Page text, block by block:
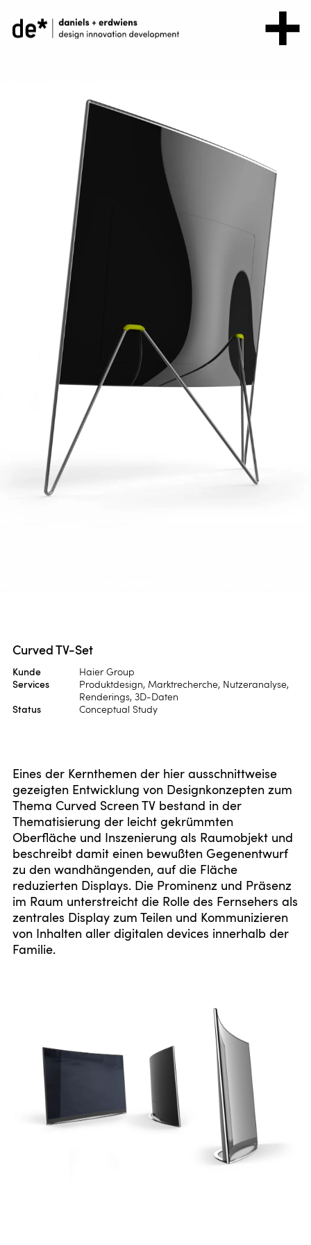
Curved TV-Set
Kunde
Haier Group
Services
Produktdesign, Marktrecherche, Nutzeranalyse,
Renderings, 3D-Daten
Status
Conceptual Study
Eines der Kernthemen der hier ausschnittweise
gezeigten Entwicklung von Designkonzepten zum
Thema Curved Screen TV bestand in der
Thematisierung der leicht gekrümmten
Oberfläche und Inszenierung als Raumobjekt und
beschreibt damit einen bewußten Gegenentwurf
zu den wandhängenden, auf die Fläche
reduzierten Displays. Die Prominenz und Präsenz
im Raum unterstreicht die Rolle des Fernsehers als
zentrales Display zum Teilen und Kommunizieren
von Inhalten aller digitalen devices innerhalb der
Familie.